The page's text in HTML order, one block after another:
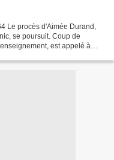
Le procès d'Aimée Durand,
se poursuit. Coup de
est appelé à